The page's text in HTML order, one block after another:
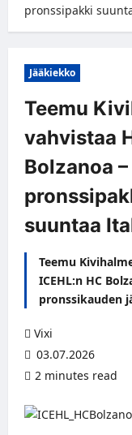
pronssipakki
Jääkiekko
Teemu
vahvistaa
Bolzanoa
suuntaa
Teemu
ICEHL:n HC
pronssikauden
Vixi
03.07.2026
2 minutes read